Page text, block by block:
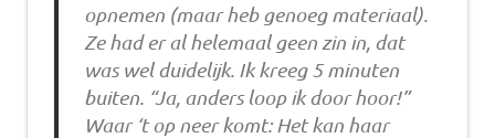
opnemen (maar heb genoeg materiaal).
Ze had er al helemaal geen zin in, dat
was wel duidelijk. Ik kreeg 5 minuten
buiten. “Ja, anders loop ik door hoor!”
Waar ‘t op neer komt: Het kan haar